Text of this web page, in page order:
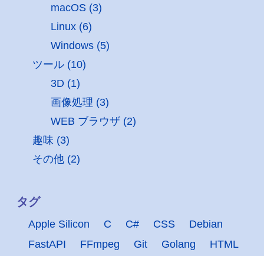
macOS (3)
Linux (6)
Windows (5)
ツール (10)
3D (1)
画像処理 (3)
WEB ブラウザ (2)
趣味 (3)
その他 (2)
タグ
Apple Silicon C C# CSS
Debian
FastAPI
FFmpeg Git Golang
HTML